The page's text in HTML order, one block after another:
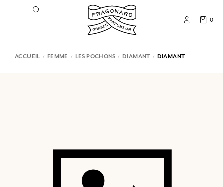
0
ACCUEIL FEMME LES POCHONS DIAMANT DIAMANT